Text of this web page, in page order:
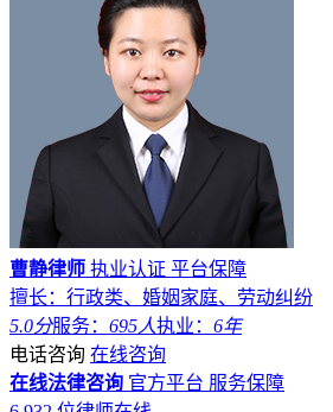
曹静律师 执业认证 平台保障
擅长：行政类、婚姻家庭、劳动纠纷
5.0分服务： 695人执业： 6年
电话咨询 在线咨询
在线法律咨询 官方平台 服务保障